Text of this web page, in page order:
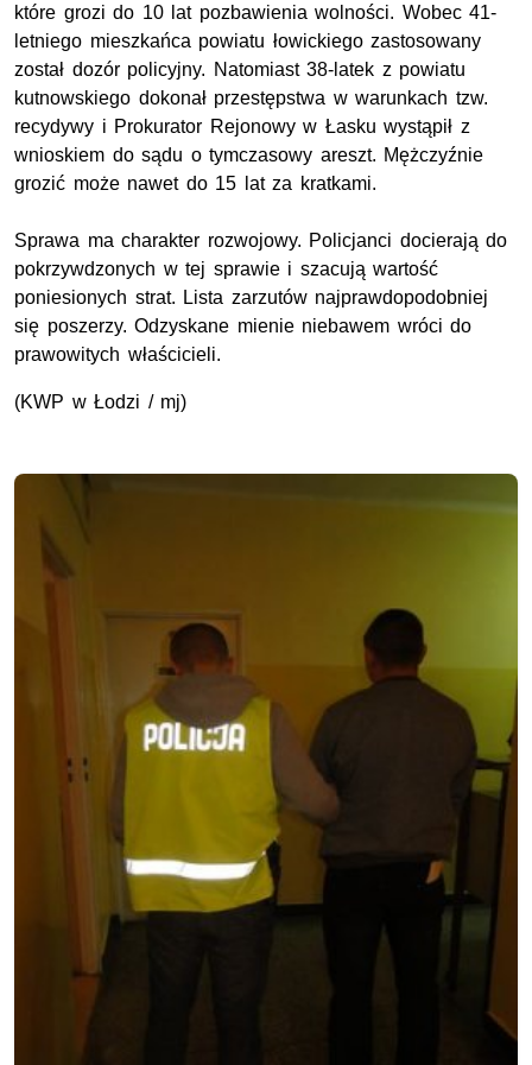
które grozi do 10 lat pozbawienia wolności. Wobec 41-
letniego mieszkańca powiatu łowickiego zastosowany
został dozór policyjny. Natomiast 38-latek z powiatu
kutnowskiego dokonał przestępstwa w warunkach tzw.
recydywy i Prokurator Rejonowy w Łasku wystąpił z
wnioskiem do sądu o tymczasowy areszt. Mężczyźnie
grozić może nawet do 15 lat za kratkami.
Sprawa ma charakter rozwojowy. Policjanci docierają do
pokrzywdzonych w tej sprawie i szacują wartość
poniesionych strat. Lista zarzutów najprawdopodobniej
się poszerzy. Odzyskane mienie niebawem wróci do
prawowitych właścicieli.
(KWP w Łodzi / mj)